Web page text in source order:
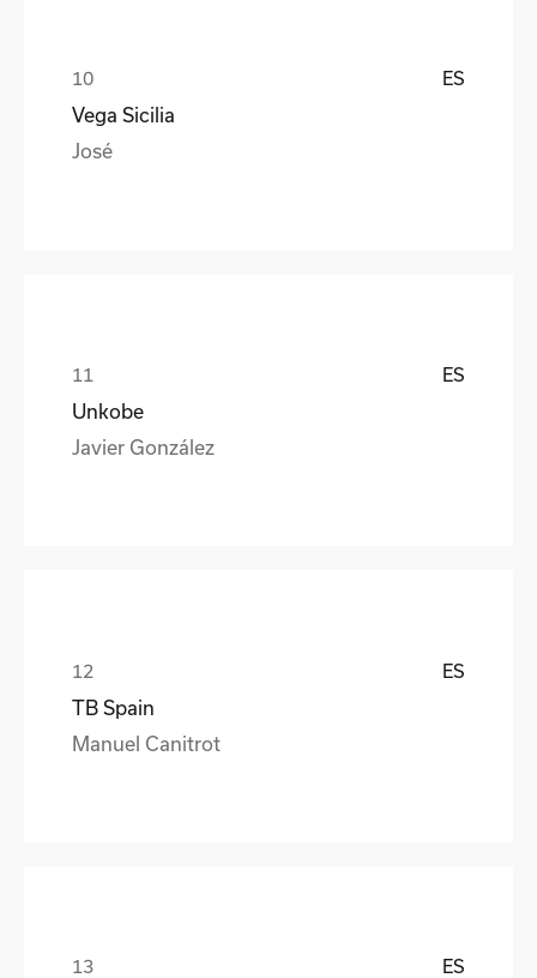
ES
Vega Sicilia
José
ES
Unkobe
Javier González
ES
TB Spain
Manuel Canitrot
ES